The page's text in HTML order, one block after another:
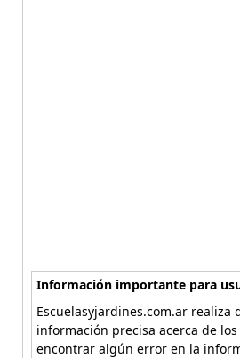
Información importante para
Escuelasyjardines.com.ar
información precisa acerca de
encontrar algún error en la